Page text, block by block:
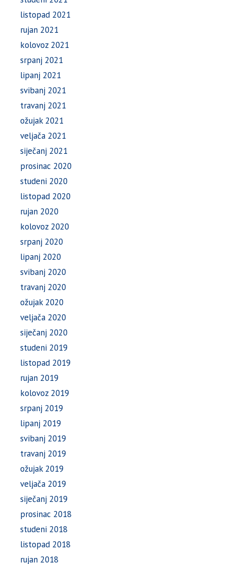
listopad 2021
rujan 2021
kolovoz 2021
srpanj 2021
lipanj 2021
svibanj 2021
travanj 2021
ožujak 2021
veljača 2021
siječanj 2021
prosinac 2020
studeni 2020
listopad 2020
rujan 2020
kolovoz 2020
srpanj 2020
lipanj 2020
svibanj 2020
travanj 2020
ožujak 2020
veljača 2020
siječanj 2020
studeni 2019
listopad 2019
rujan 2019
kolovoz 2019
srpanj 2019
lipanj 2019
svibanj 2019
travanj 2019
ožujak 2019
veljača 2019
siječanj 2019
prosinac 2018
studeni 2018
listopad 2018
rujan 2018